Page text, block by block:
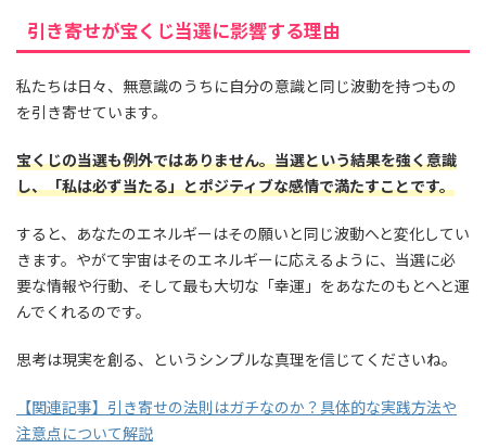
引き寄せが宝くじ当選に影響する理由
私たちは日々、無意識のうちに自分の意識と同じ波動を持つもの
を引き寄せています。
宝くじの当選も例外ではありません。当選という結果を強く意識
し、「私は必ず当たる」とポジティブな感情で満たすことです。
すると、あなたのエネルギーはその願いと同じ波動へと変化してい
きます。やがて宇宙はそのエネルギーに応えるように、当選に必
要な情報や行動、そして最も大切な「幸運」をあなたのもとへと運
んでくれるのです。
思考は現実を創る、というシンプルな真理を信じてくださいね。
【関連記事】引き寄せの法則はガチなのか？具体的な実践方法や
注意点について解説